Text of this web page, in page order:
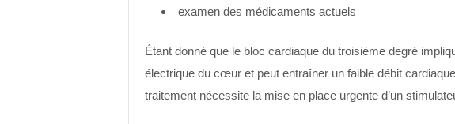
examen des médicaments actuels
Étant donné que le bloc cardiaque du troisième degré
électrique du cœur et peut entraîner un faible débit
traitement nécessite la mise en place urgente d’un